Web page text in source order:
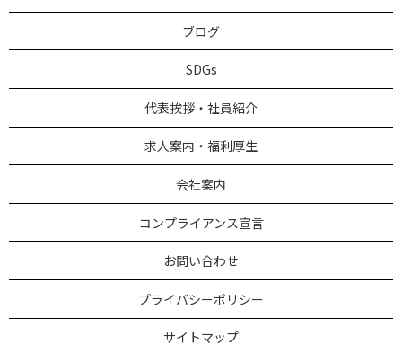
ブログ
SDGs
代表挨拶・社員紹介
求人案内・福利厚生
会社案内
コンプライアンス宣言
お問い合わせ
プライバシーポリシー
サイトマップ